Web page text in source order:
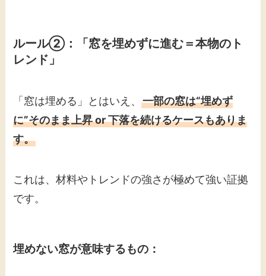
ルール②：「窓を埋めずに進む＝本物のト
レンド」
「窓は埋める」とはいえ、一部の窓は“埋めず
に”そのまま上昇 or 下落を続けるケースもありま
す。
これは、材料やトレンドの強さが極めて強い証拠
です。
埋めない窓が意味するもの：